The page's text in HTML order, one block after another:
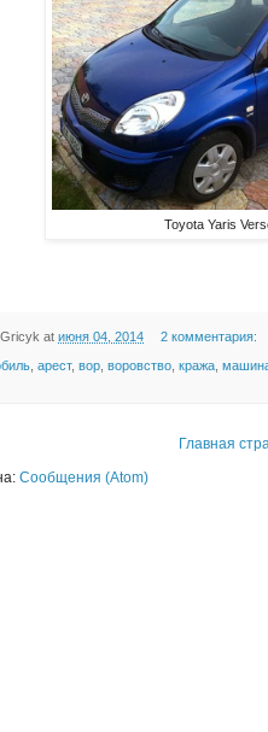
Toyota Yaris
at июня 04, 2014 2 комментария:
арест, вор воровство кража
Главная
Сообщения (Atom)